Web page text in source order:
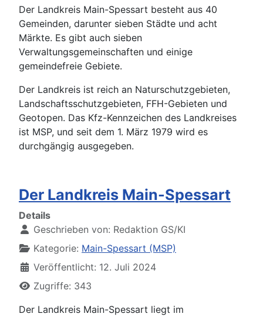
Der Landkreis Main-Spessart besteht aus 40
Gemeinden, darunter sieben Städte und acht
Märkte. Es gibt auch sieben
Verwaltungsgemeinschaften und einige
gemeindefreie Gebiete.
Der Landkreis ist reich an Naturschutzgebieten,
Landschaftsschutzgebieten, FFH-Gebieten und
Geotopen. Das Kfz-Kennzeichen des Landkreises
ist MSP, und seit dem 1. März 1979 wird es
durchgängig ausgegeben.
Der Landkreis Main-Spessart
Details
Geschrieben von: Redaktion GS/KI
Kategorie: Main-Spessart (MSP)
Veröffentlicht: 12. Juli 2024
Zugriffe: 343
Der Landkreis Main-Spessart liegt im